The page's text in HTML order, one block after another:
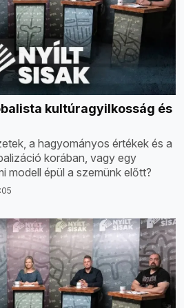
kultúragyilkosság és
a hagyományos értékek és a
korában, vagy egy
modell épül a szemünk előtt?